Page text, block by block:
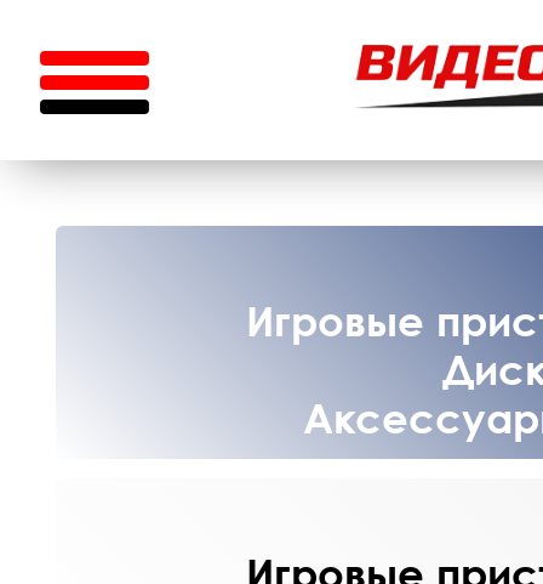
Игровые
Игровые